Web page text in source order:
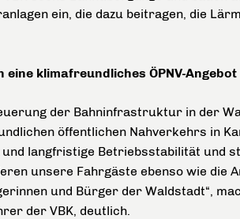
ein, die dazu beitragen, die
eine klimafreundliches ÖPNV-Angebot
der Bahninfrastruktur in der
öffentlichen Nahverkehrs in
langfristige Betriebsstabilität und
unsere Fahrgäste ebenso wie die
und Bürger der Waldstadt“,
der VBK, deutlich.